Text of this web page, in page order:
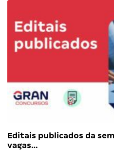
Editais publicados da
vagas…